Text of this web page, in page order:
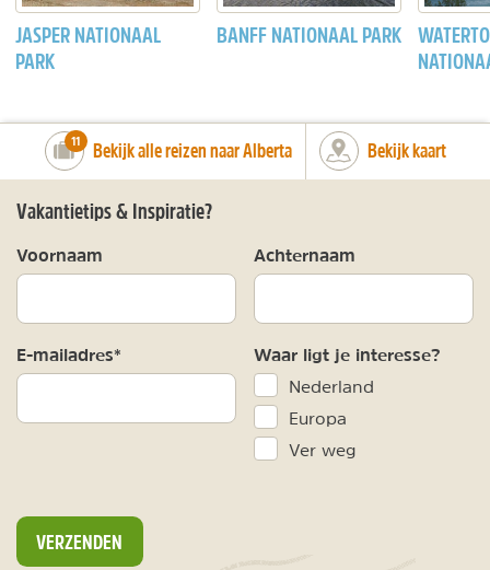
JASPER NATIONAAL
PARK
BANFF NATIONAAL PARK
number_of_trips:
11 Bekijk alle reizen naar Alberta Bekijk kaart
Vakantietips & Inspiratie?
Voornaam Achternaam
E-mailadres* Waar ligt je interesse?
Nederland
Europa
Ver weg
VERZENDEN